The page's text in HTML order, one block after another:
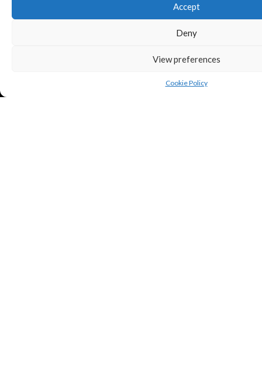
Accept
Deny
View preferences
Cookie Policy